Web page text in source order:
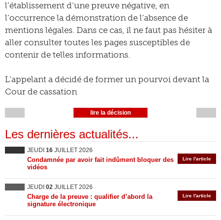
l’établissement d’une preuve négative, en
l’occurrence la démonstration de l’absence de
mentions légales. Dans ce cas, il ne faut pas hésiter à
aller consulter toutes les pages susceptibles de
contenir de telles informations.
L’appelant a décidé de former un pourvoi devant la
Cour de cassation
lire la décision
Les dernières actualités...
JEUDI 16 JUILLET 2026
Lire l'article
Condamnée par avoir fait indûment bloquer des
vidéos
JEUDI 02 JUILLET 2026
Lire l'article
Charge de la preuve : qualifier d’abord la
signature électronique